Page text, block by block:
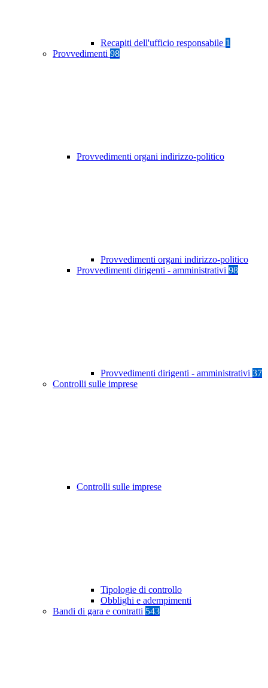
Recapiti dell'ufficio responsabile 1
Provvedimenti 98
Provvedimenti organi indirizzo-politico
Provvedimenti organi indirizzo-politico
Provvedimenti dirigenti - amministrativi 98
Provvedimenti dirigenti - amministrativi 37
Controlli sulle imprese
Controlli sulle imprese
Tipologie di controllo
Obblighi e adempimenti
Bandi di gara e contratti 543